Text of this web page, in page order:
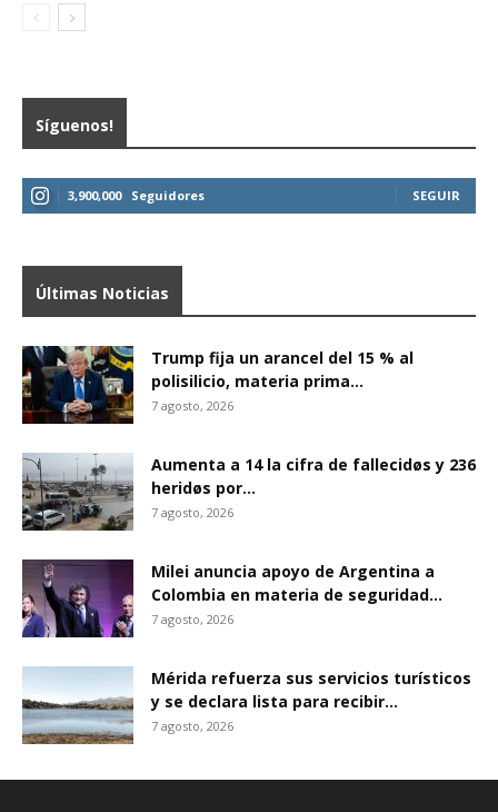
Síguenos!
3,900,000 Seguidores SEGUIR
Últimas Noticias
Trump fija un arancel del 15 % al
polisilicio, materia prima...
7 agosto, 2026
Aumenta a 14 la cifra de fallecidøs y 236
heridøs por...
7 agosto, 2026
Milei anuncia apoyo de Argentina a
Colombia en materia de seguridad...
7 agosto, 2026
Mérida refuerza sus servicios turísticos
y se declara lista para recibir...
7 agosto, 2026